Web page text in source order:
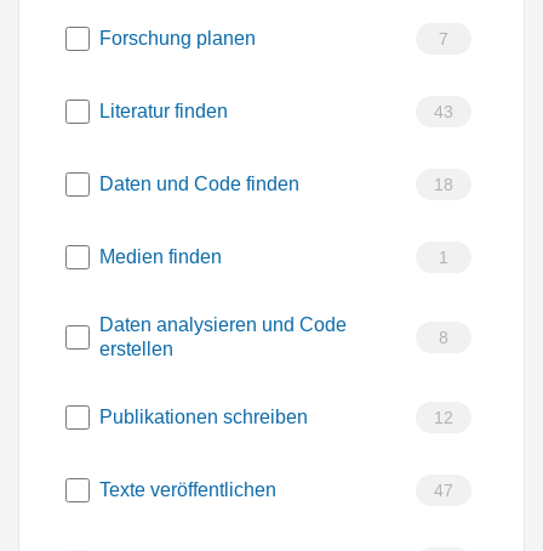
Forschung planen 7
Literatur finden 43
Daten und Code finden 18
Medien finden 1
Daten analysieren und Code
erstellen
8
Publikationen schreiben 12
Texte veröffentlichen 47